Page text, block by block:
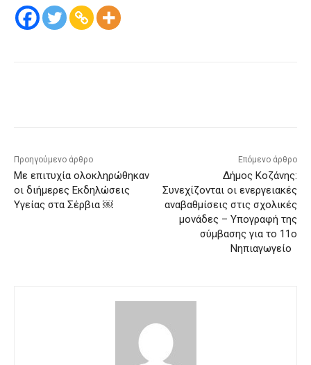
Προηγούμενο άρθρο
Με επιτυχία ολοκληρώθηκαν
οι διήμερες Εκδηλώσεις
Υγείας στα Σέρβια ￼
Επόμενο άρθρο
Δήμος Κοζάνης:
Συνεχίζονται οι ενεργειακές
αναβαθμίσεις στις σχολικές
μονάδες – Υπογραφή της
σύμβασης για το 11ο
Νηπιαγωγείο